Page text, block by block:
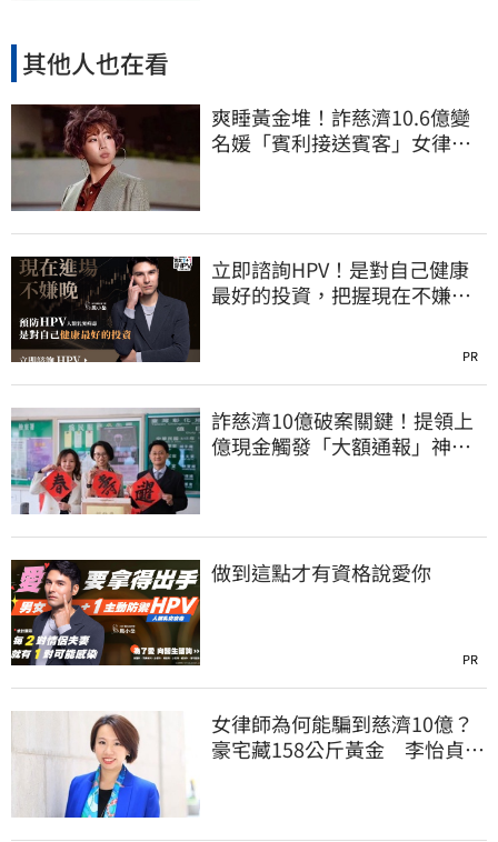
其他人也在看
爽睡黃金堆！詐慈濟10.6億變
名媛「賓利接送賓客」女律師
立即諮詢HPV！是對自己健康
最好的投資，把握現在不嫌
PR
詐慈濟10億破案關鍵！提領上
億現金觸發「大額通報」神鬼
做到這點才有資格說愛你
PR
女律師為何能騙到慈濟10億？
豪宅藏158公斤黃金 李怡貞驚